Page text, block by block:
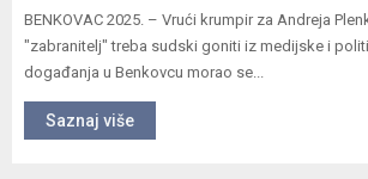
BENKOVAC 2025. – Vrući krumpir za Andreja
"zabranitelj" treba sudski goniti iz medijske i
događanja u Benkovcu morao se...
Saznaj više